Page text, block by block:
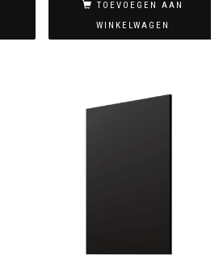
TOEVOEGEN AAN
WINKELWAGEN